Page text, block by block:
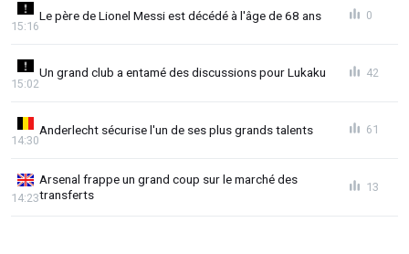
Le père de Lionel Messi est décédé à l'âge de 68 ans
15:16
0
Un grand club a entamé des discussions pour Lukaku
15:02
42
Anderlecht sécurise l'un de ses plus grands talents
14:30
61
Arsenal frappe un grand coup sur le marché des
transferts
14:23
13